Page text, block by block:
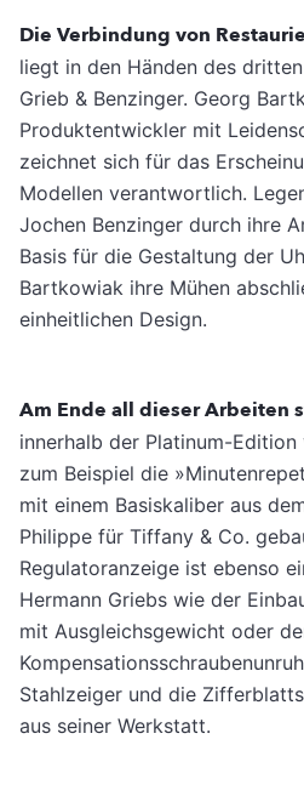
Die Verbindung von
liegt in den Händen des
Grieb & Benzinger. Georg
Produktentwickler mit
zeichnet sich für das
Modellen verantwortlich.
Jochen Benzinger durch ihre
Basis für die Gestaltung der
Bartkowiak ihre Mühen
einheitlichen Design.
Am Ende all dieser Arbeiten
innerhalb der Platinum-Edition
zum Beispiel die
mit einem Basiskaliber aus
Philippe für Tiffany & Co.
Regulatoranzeige ist ebenso
Hermann Griebs wie der
mit Ausgleichsgewicht oder
Stahlzeiger und die
aus seiner Werkstatt.